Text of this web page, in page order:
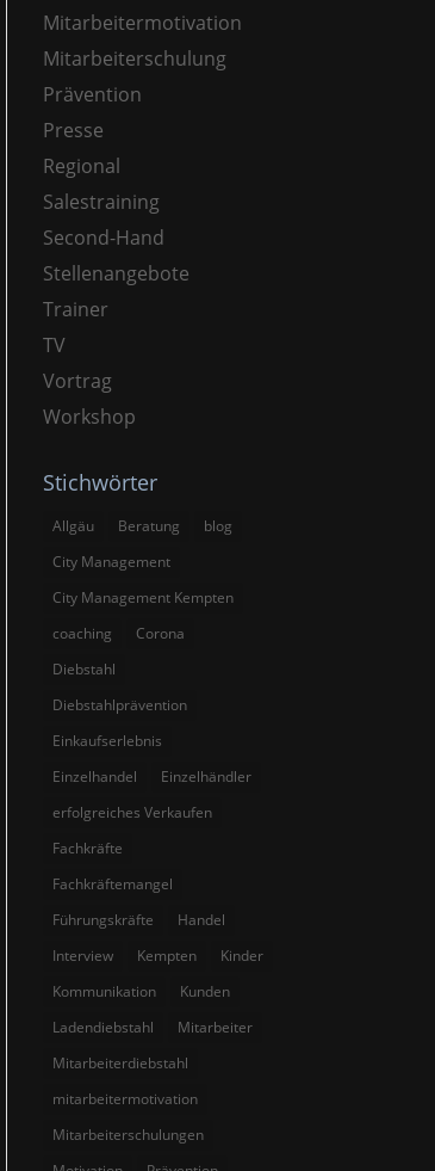
Mitarbeitermotivation
Mitarbeiterschulung
Prävention
Presse
Regional
Salestraining
Second-Hand
Stellenangebote
Trainer
TV
Vortrag
Workshop
Stichwörter
Allgäu Beratung
blog
City Management
City Management Kempten
coaching
Corona
Diebstahl
Diebstahlprävention
Einkaufserlebnis
Einzelhandel
Einzelhändler
erfolgreiches Verkaufen
Fachkräfte
Fachkräftemangel
Führungskräfte
Handel
Interview
Kempten
Kinder
Kommunikation
Kunden
Ladendiebstahl
Mitarbeiter
Mitarbeiterdiebstahl
mitarbeitermotivation
Mitarbeiterschulungen